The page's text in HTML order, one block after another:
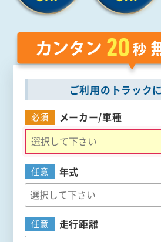
ご利用のトラック
必須 メーカー/車種
任意 年式
任意 走行距離